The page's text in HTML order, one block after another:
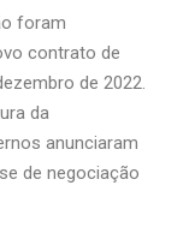
foram
contrato de
de 2022.
da
anunciaram
de negociação